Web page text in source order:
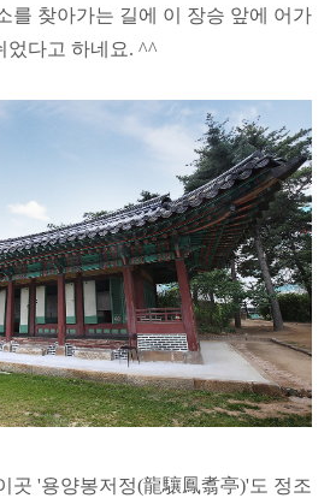
를 찾아가는 길에 이 장승 앞에 어가
었다고 하네요. ^^
곳 '용양봉저정(龍驤鳳翥亭)'도 정조